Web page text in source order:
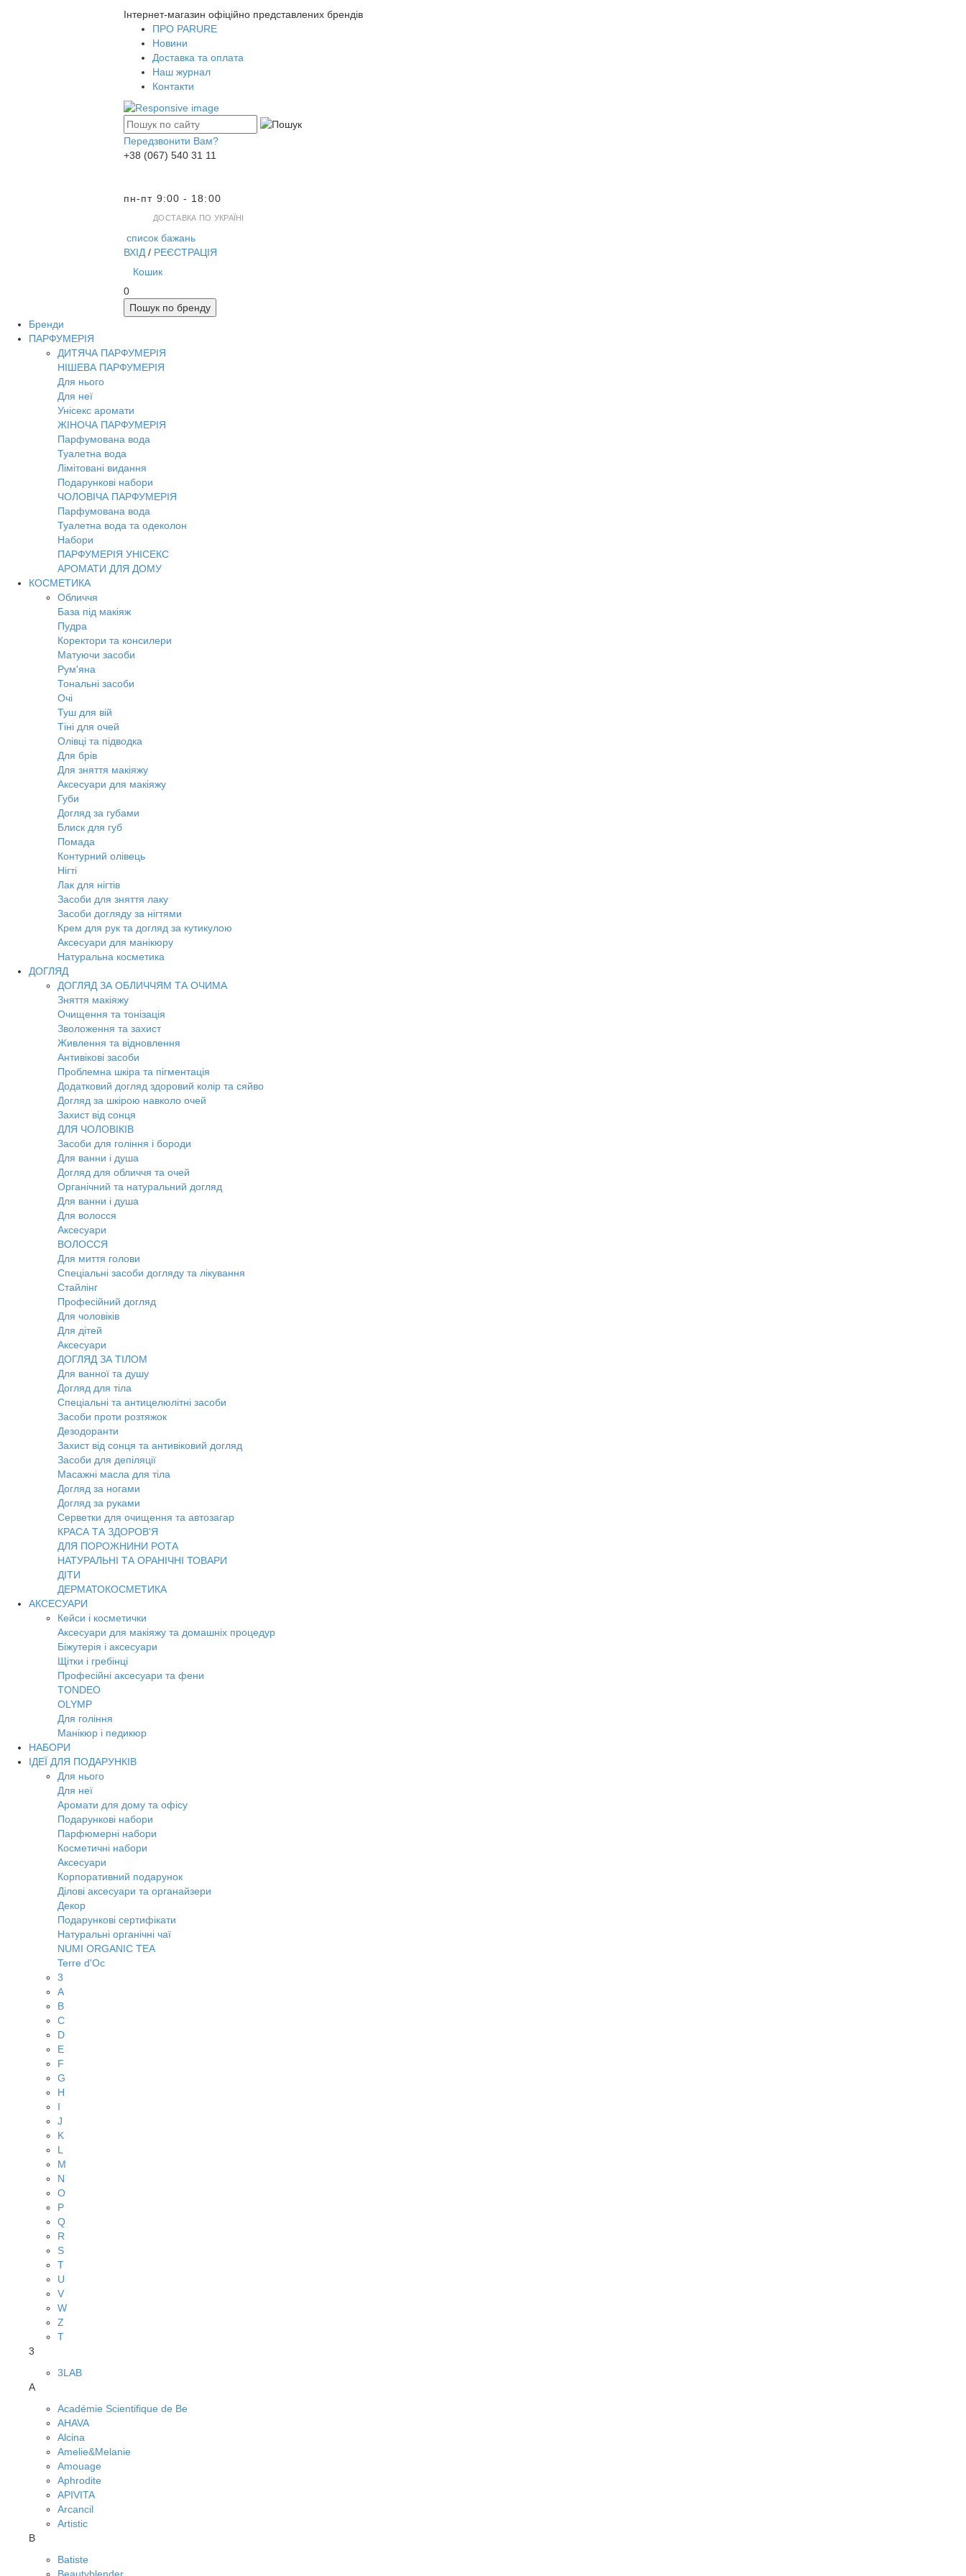
Інтернет-магазин офіційно представлених брендів
ПРО PARURE
Новини
Доставка та оплата
Наш журнал
Контакти
Передзвонити Вам?
+38 (067) 540 31 11
пн-пт 9:00 - 18:00
ДОСТАВКА ПО УКРАЇНІ
список бажань
ВХІД / РЕЄСТРАЦІЯ
Кошик
0
Пошук по бренду
Бренди
ПАРФУМЕРІЯ
ДИТЯЧА ПАРФУМЕРІЯ
НІШЕВА ПАРФУМЕРІЯ
Для нього
Для неї
Унісекс аромати
ЖІНОЧА ПАРФУМЕРІЯ
Парфумована вода
Туалетна вода
Лімітовані видання
Подарункові набори
ЧОЛОВІЧА ПАРФУМЕРІЯ
Парфумована вода
Туалетна вода та одеколон
Набори
ПАРФУМЕРІЯ УНІСЕКС
АРОМАТИ ДЛЯ ДОМУ
КОСМЕТИКА
Обличчя
База під макіяж
Пудра
Коректори та консилери
Матуючи засоби
Рум'яна
Тональні засоби
Очі
Туш для вій
Тіні для очей
Олівці та підводка
Для брів
Для зняття макіяжу
Аксесуари для макіяжу
Губи
Догляд за губами
Блиск для губ
Помада
Контурний олівець
Нігті
Лак для нігтів
Засоби для зняття лаку
Засоби догляду за нігтями
Крем для рук та догляд за кутикулою
Аксесуари для манікюру
Натуральна косметика
ДОГЛЯД
ДОГЛЯД ЗА ОБЛИЧЧЯМ ТА ОЧИМА
Зняття макіяжу
Очищення та тонізація
Зволоження та захист
Живлення та відновлення
Антивікові засоби
Проблемна шкіра та пігментація
Додатковий догляд здоровий колір та сяйво
Догляд за шкірою навколо очей
Захист від сонця
ДЛЯ ЧОЛОВІКІВ
Засоби для гоління і бороди
Для ванни і душа
Догляд для обличчя та очей
Органічний та натуральний догляд
Для ванни і душа
Для волосся
Аксесуари
ВОЛОССЯ
Для миття голови
Спеціальні засоби догляду та лікування
Стайлінг
Професійний догляд
Для чоловіків
Для дітей
Аксесуари
ДОГЛЯД ЗА ТІЛОМ
Для ванної та душу
Догляд для тіла
Спеціальні та антицелюлітні засоби
Засоби проти розтяжок
Дезодоранти
Захист від сонця та антивіковий догляд
Засоби для депіляції
Масажні масла для тіла
Догляд за ногами
Догляд за руками
Серветки для очищення та автозагар
КРАСА ТА ЗДОРОВ'Я
ДЛЯ ПОРОЖНИНИ РОТА
НАТУРАЛЬНІ ТА ОРАНІЧНІ ТОВАРИ
ДІТИ
ДЕРМАТОКОСМЕТИКА
АКСЕСУАРИ
Кейси і косметички
Аксесуари для макіяжу та домашніх процедур
Біжутерія і аксесуари
Щітки і гребінці
Професійні аксесуари та фени
TONDEO
OLYMP
Для гоління
Манікюр і педикюр
НАБОРИ
ІДЕЇ ДЛЯ ПОДАРУНКІВ
Для нього
Для неї
Аромати для дому та офісу
Подарункові набори
Парфюмерні набори
Косметичні набори
Аксесуари
Корпоративний подарунок
Ділові аксесуари та органайзери
Декор
Подарункові сертифікати
Натуральні органічні чаї
NUMI ORGANIC TEA
Terre d'Oc
3
A
B
C
D
E
F
G
H
I
J
K
L
M
N
O
P
Q
R
S
T
U
V
W
Z
Т
3
3LAB
A
Académie Scientifique de Be
AHAVA
Alcina
Amelie&Melanie
Amouage
Aphrodite
APIVITA
Arcancil
Artistic
B
Batiste